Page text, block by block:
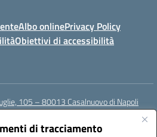
di tracciamento
Albo onlinePrivacy Policy
Obiettivi di accessibilità
105 – 80013 Casalnuovo di Napoli